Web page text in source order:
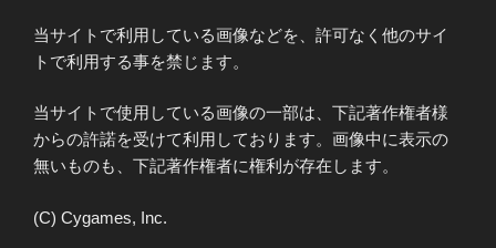
当サイトで利用している画像などを、許可なく他のサイ
トで利用する事を禁じます。
当サイトで使用している画像の一部は、下記著作権者様
からの許諾を受けて利用しております。画像中に表示の
無いものも、下記著作権者に権利が存在します。
(C) Cygames, Inc.